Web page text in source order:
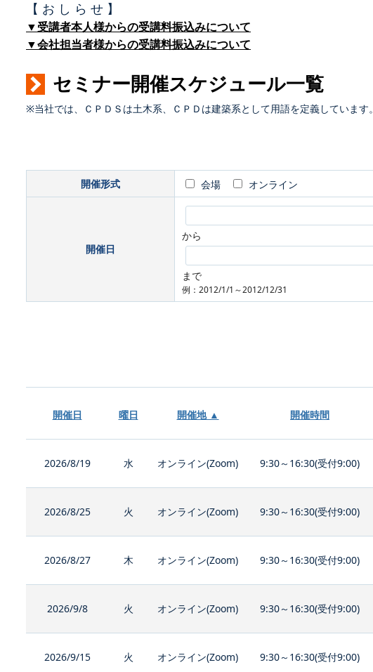
【 お し ら せ 】
▼受講者本人様からの受講料振込みについて
▼会社担当者様からの受講料振込みについて
セミナー開催スケジュール一覧
※当社では、ＣＰＤＳは土木系、ＣＰＤは建築系として用語を定義しています。
開催形式 会場 オンライン
開催日
から
まで
例：2012/1/1～2012/12/31
開催日 曜日 開催地 ▲ 開催時間
2026/8/19 水 オンライン(Zoom) 9:30～16:30(受付9:00)
2026/8/25 火 オンライン(Zoom) 9:30～16:30(受付9:00)
2026/8/27 木 オンライン(Zoom) 9:30～16:30(受付9:00)
2026/9/8 火 オンライン(Zoom) 9:30～16:30(受付9:00)
2026/9/15 火 オンライン(Zoom) 9:30～16:30(受付9:00)